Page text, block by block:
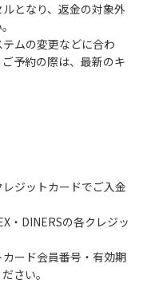
ては、一切の責任を負
に従ってください。従
利用をお断りする場
となり、返金の対象外
ムの変更などに合わ
予約の際は、最新のキ
ジットカードでご入金
・DINERSの各クレジッ
ード会員番号・有効期
さい。